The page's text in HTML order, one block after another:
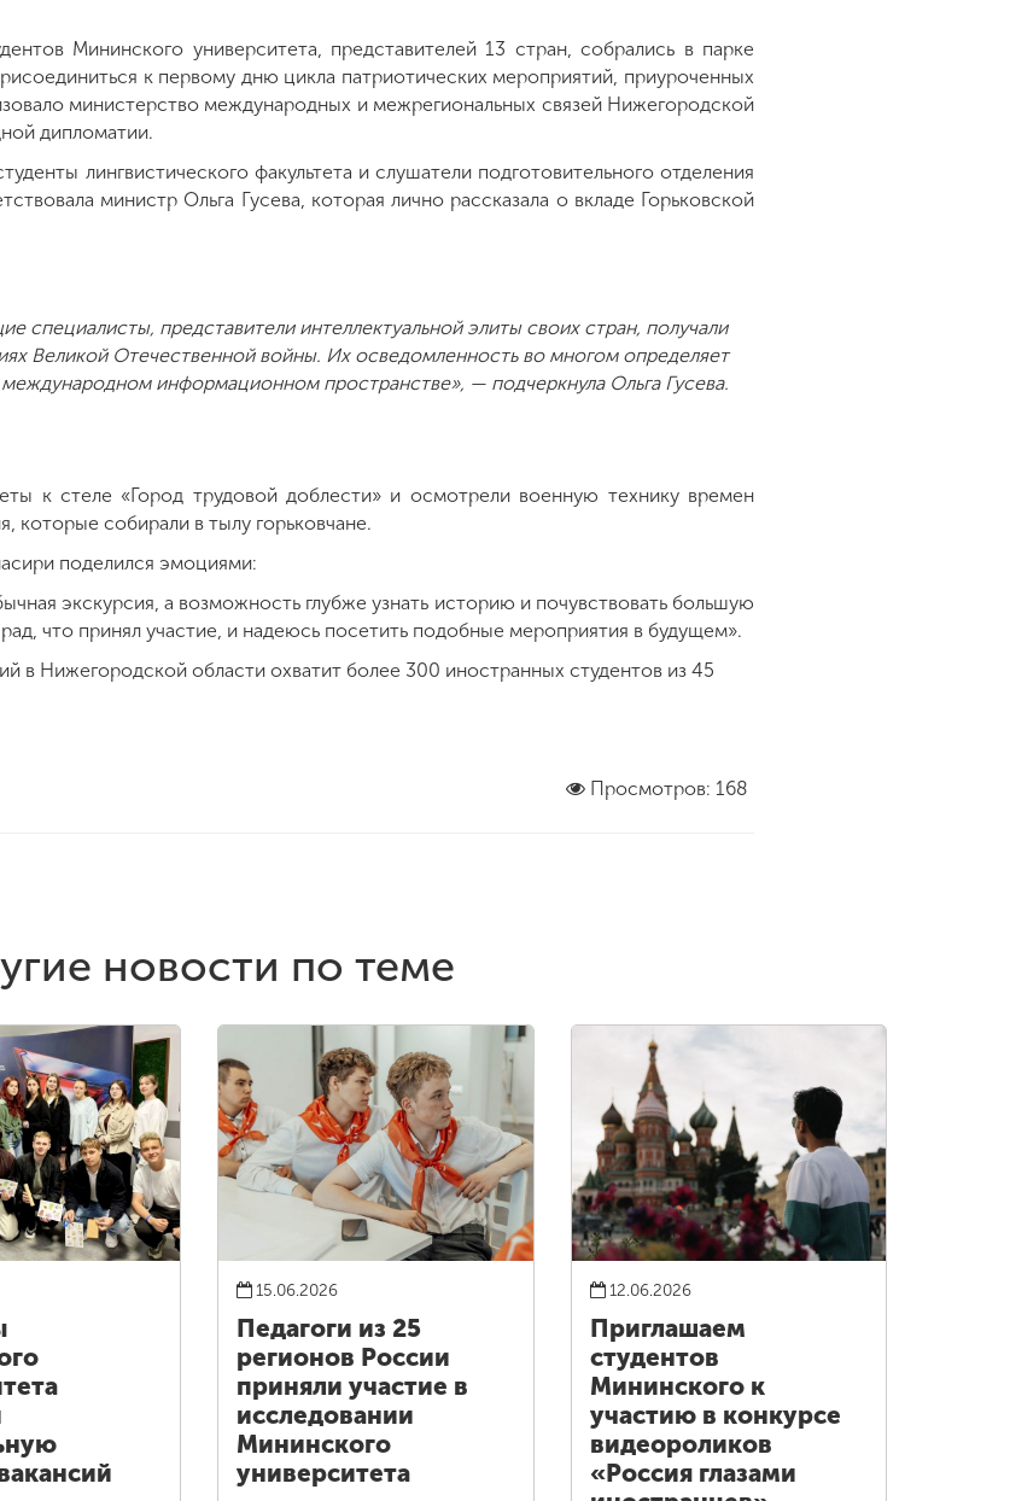
Мининского университета, представителей 13 стран, собрались в парке
к первому дню цикла патриотических мероприятий, приуроченных
министерство международных и межрегиональных связей Нижегородской
дипломатии.
лингвистического факультета и слушатели подготовительного отделения
министр Ольга Гусева, которая лично рассказала о вкладе Горьковской
специалисты, представители интеллектуальной элиты своих стран, получали
Великой Отечественной войны. Их осведомленность во многом определяет
информационном пространстве», — подчеркнула Ольга Гусева.
к стеле «Город трудовой доблести» и осмотрели военную технику времен
которые собирали в тылу горьковчане.
поделился эмоциями:
экскурсия, а возможность глубже узнать историю и почувствовать большую
что принял участие, и надеюсь посетить подобные мероприятия в будущем».
в Нижегородской области охватит более 300 иностранных студентов из 45
Просмотров: 168
новости по теме
15.06.2026
Педагоги из 25
регионов России
приняли участие в
исследовании
Мининского
университета
12.06.2026
Приглашаем
студентов
Мининского к
участию в конкурсе
видеороликов
«Россия глазами